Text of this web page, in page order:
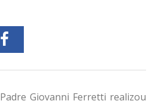
Giovanni Ferretti realizou